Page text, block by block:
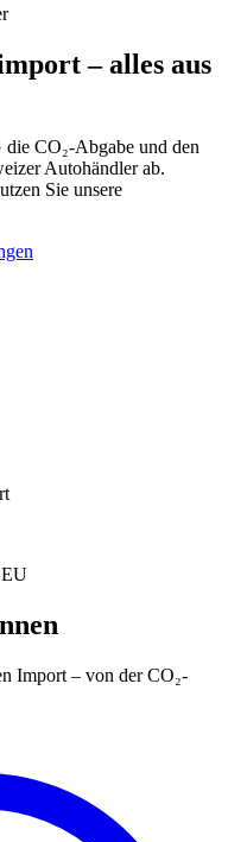
– alles aus
CO₂-Abgabe und den
Autohändler ab.
Sie unsere
Import – von der CO₂-